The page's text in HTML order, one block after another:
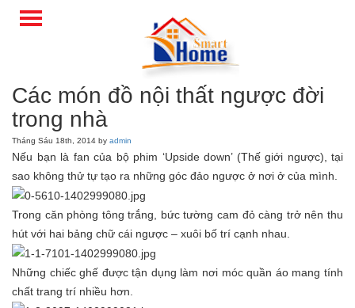
Các món đồ nội thất ngược đời
trong nhà
Tháng Sáu 18th, 2014 by admin
Nếu bạn là fan của bộ phim ‘Upside down’ (Thế giới ngược), tại
sao không thử tự tạo ra những góc đảo ngược ở nơi ở của mình.
Trong căn phòng tông trắng, bức tường cam đỏ càng trở nên thu
hút với hai bảng chữ cái ngược – xuôi bố trí cạnh nhau.
Những chiếc ghế được tận dụng làm nơi móc quần áo mang tính
chất trang trí nhiều hơn.